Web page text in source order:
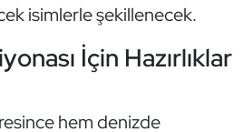
isimlerle şekillenecek.
İçin Hazırlıklar
hem denizde